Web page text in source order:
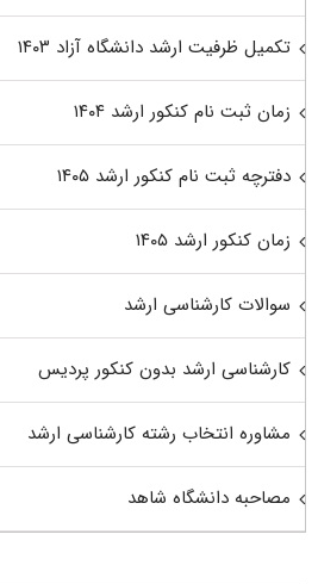
تکمیل ظرفیت ارشد دانشگاه آزاد ۱۴۰۳
زمان ثبت نام کنکور ارشد ۱۴۰۴
دفترچه ثبت نام کنکور ارشد ۱۴۰۵
زمان کنکور ارشد ۱۴۰۵
سوالات کارشناسی ارشد
کارشناسی ارشد بدون کنکور پردیس
مشاوره انتخاب رشته کارشناسی ارشد
مصاحبه دانشگاه شاهد